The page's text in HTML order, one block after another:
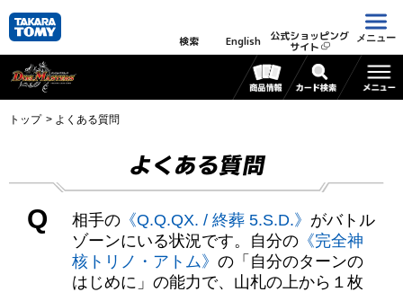
検索 English 公式ショッピング
サイト
メニュー
トップ よくある質問
よくある質問
Q 相手の 《Q.Q.QX. / 終葬 5.S.D.》 がバトル
ゾーンにいる状況です。自分の 《完全神
核トリノ・アトム》 の「自分のターンの
はじめに」の能力で、山札の上から１枚